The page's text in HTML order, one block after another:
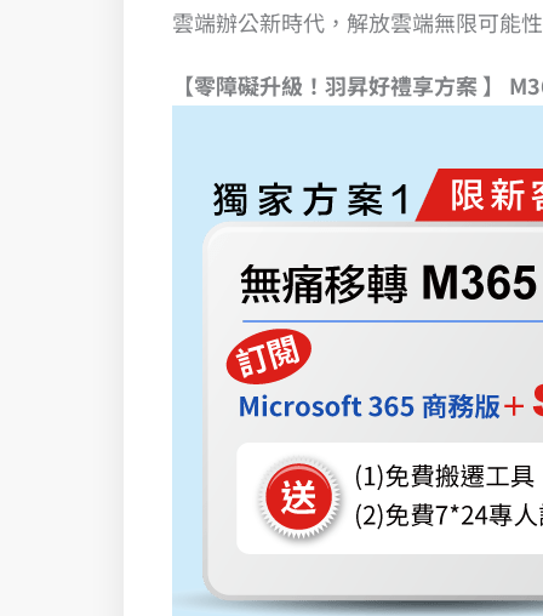
雲端辦公新時代，解放雲端無限可能性
【零障礙升級！羽昇好禮享方案 】